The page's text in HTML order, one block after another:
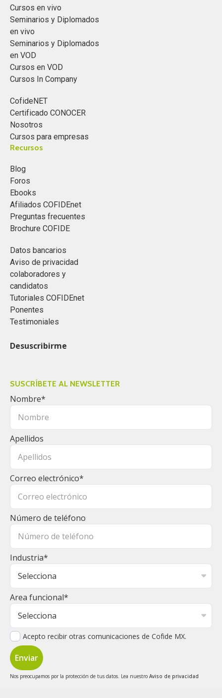
Cursos en vivo
Seminarios y Diplomados
en vivo
Seminarios y Diplomados
en VOD
Cursos en VOD
Cursos In Company
CofideNET
Certificado CONOCER
Nosotros
Cursos para empresas
Recursos
Blog
Foros
Ebooks
Afiliados COFIDEnet
Preguntas frecuentes
Brochure COFIDE
Datos bancarios
Aviso de privacidad
colaboradores y
candidatos
Tutoriales COFIDEnet
Ponentes
Testimoniales
Desuscribirme
SUSCRÍBETE AL NEWSLETTER
Nombre*
Apellidos
Correo electrónico*
Número de teléfono
Industria*
Area funcional*
Acepto recibir otras comunicaciones de Cofide MX.
Nos preocupamos por la protección de tus datos. Lea nuestro Aviso de privacidad